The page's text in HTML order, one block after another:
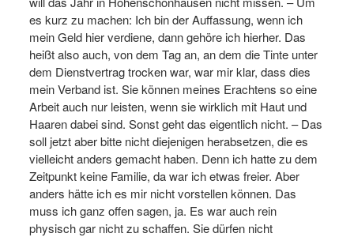
es kurz zu machen: Ich bin der Auffassung, wenn ich
mein Geld hier verdiene, dann gehöre ich hierher. Das
heißt also auch, von dem Tag an, an dem die Tinte unter
dem Dienstvertrag trocken war, war mir klar, dass dies
mein Verband ist. Sie können meines Erachtens so eine
Arbeit auch nur leisten, wenn sie wirklich mit Haut und
Haaren dabei sind. Sonst geht das eigentlich nicht. – Das
soll jetzt aber bitte nicht diejenigen herabsetzen, die es
vielleicht anders gemacht haben. Denn ich hatte zu dem
Zeitpunkt keine Familie, da war ich etwas freier. Aber
anders hätte ich es mir nicht vorstellen können. Das
muss ich ganz offen sagen, ja. Es war auch rein
physisch gar nicht zu schaffen. Sie dürfen nicht